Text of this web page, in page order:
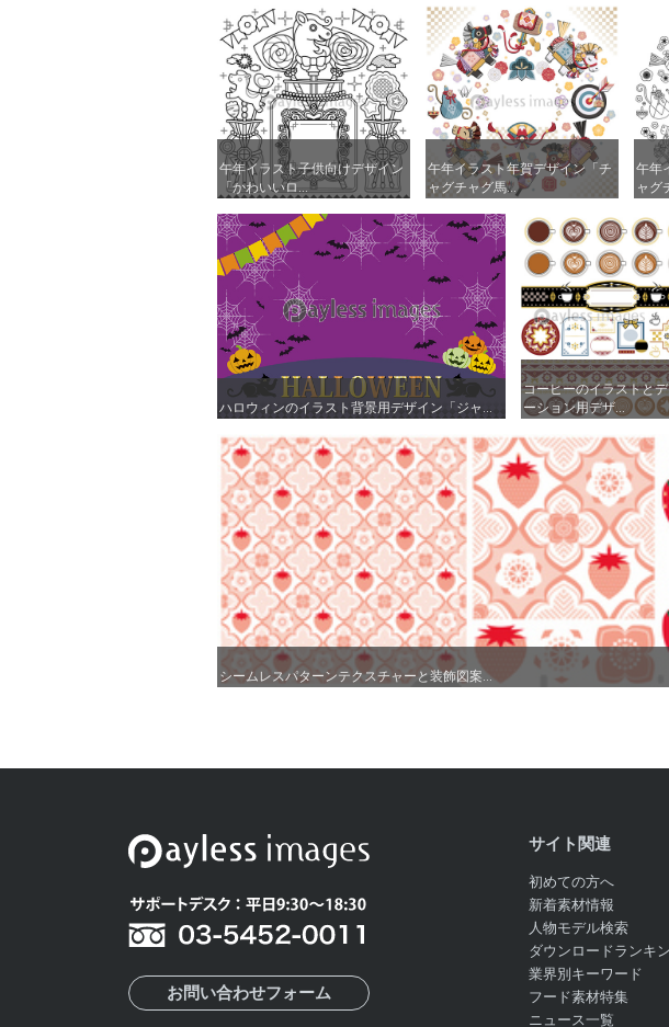
午年イラスト子供向けデザイン
「かわいいロ...
午年イラスト子供向けデザイン
「かわいいロ...
午年イラスト年賀デザイン「チ
ャグチャグ馬...
午年イラスト年賀デザイン「チ
ャグチャグ馬...
午年
ャグ
午年
ャグ
ハロウィンのイラスト背景用デザイン「ジャ...
ハロウィンのイラスト背景用デザイン「ジャ...
コーヒーのイラストと
ーション用デザ...
コーヒーのイラストと
ーション用デザ...
シームレスパターンテクスチャーと装飾図案...
シームレスパターンテクスチャーと装飾図案...
お問い合わせフォーム
サイト関連
初めての方へ
新着素材情報
人物モデル検索
ダウンロードランキ
業界別キーワード
フード素材特集
ニュース一覧